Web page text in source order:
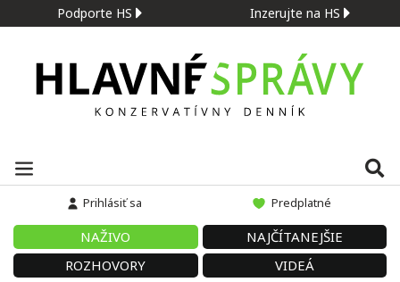
Podporte HS Inzerujte na HS
Prihlásiť sa Predplatné
NAŽIVO
NAJČÍTANEJŠIE
ROZHOVORY
VIDEÁ